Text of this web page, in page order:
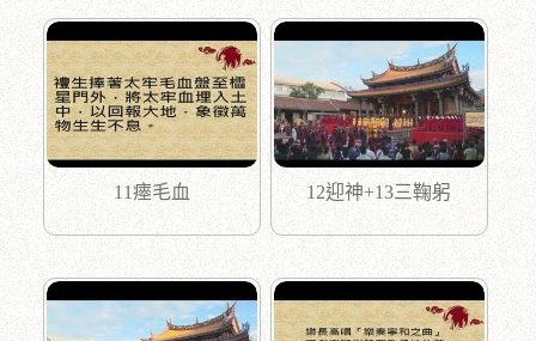
11瘞毛血 12迎神+13三鞠躬